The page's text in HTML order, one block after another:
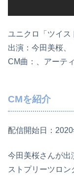
ユニクロ「ツイス
出演：今田美桜、
CM曲：、アーテ
CMを紹介
配信開始日：
今田美桜さんが出
ストプリーツロン